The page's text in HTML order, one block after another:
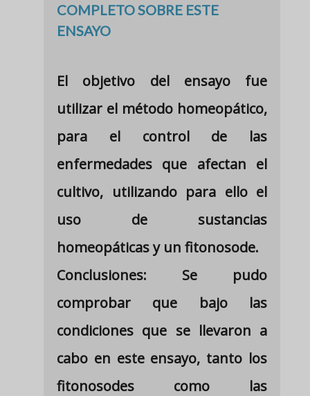
COMPLETO SOBRE ESTE
ENSAYO
El objetivo del ensayo fue
utilizar el método homeopático,
para el control de las
enfermedades que afectan el
cultivo, utilizando para ello el
uso de sustancias
homeopáticas y un fitonosode.
Conclusiones: Se pudo
comprobar que bajo las
condiciones que se llevaron a
cabo en este ensayo, tanto los
fitonosodes como las